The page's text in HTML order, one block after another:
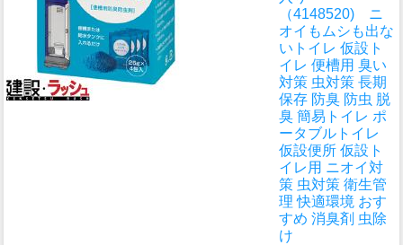
（4148520) ニ
オイもムシも出な
いトイレ 仮設ト
イレ 便槽用 臭い
対策 虫対策 長期
保存 防臭 防虫 脱
臭 簡易トイレ ポ
ータブルトイレ
仮設便所 仮設ト
イレ用 ニオイ対
策 虫対策 衛生管
理 快適環境 おす
すめ 消臭剤 虫除
け